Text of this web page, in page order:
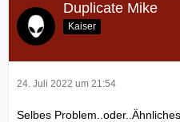
Duplicate Mike
Kaiser
24. Juli 2022 um 21:54
Selbes Problem..oder..Ähnliches..